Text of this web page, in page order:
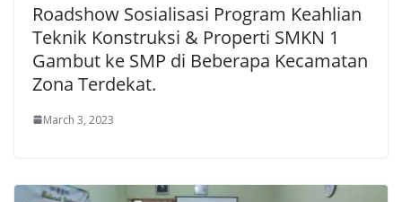
Roadshow Sosialisasi Program Keahlian
Teknik Konstruksi & Properti SMKN 1
Gambut ke SMP di Beberapa Kecamatan
Zona Terdekat.
March 3, 2023